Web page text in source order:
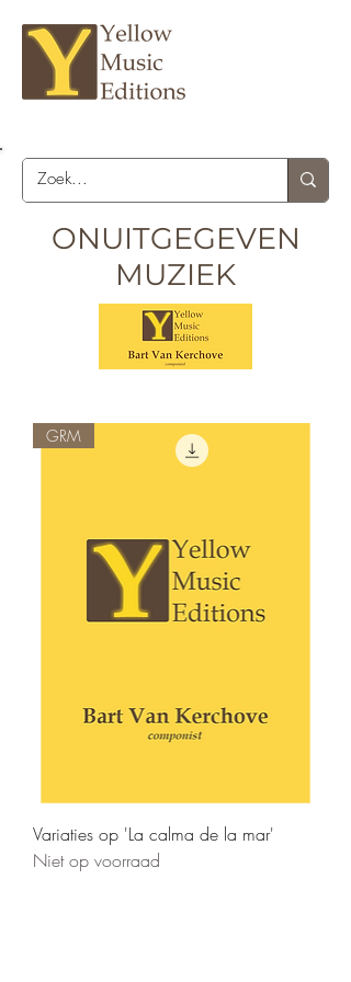
ONUITGEGEVEN
MUZIEK
GRM
Variaties op 'La calma de la mar'
Niet op voorraad